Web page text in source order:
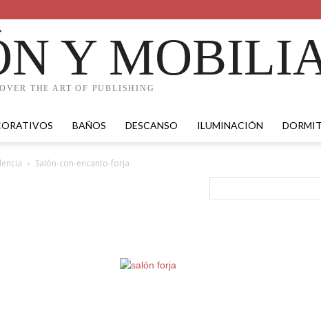
Y
THE ART OF PUBLISHING
BAÑOS DESCANSO ILUMINACIÓN
Salón-con-encanto-forja